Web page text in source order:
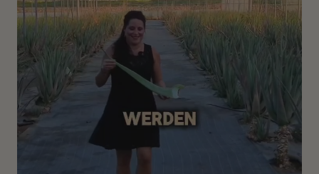
Cool Deep Black + Warm Chestnut Brown
Cool Deep Brown + Warm Chestnut Brown
Cool Middle Brown + Warm Nougat Brown
Welche Farbtiefe du wählst, hängt ganz von deinem
Wunsch-Ergebnis ab.
Du bist unsicher, welche Nuance am besten zu dir passt?
Schreib uns einfach – wir beraten dich kostenlos und
persönlich über WhatsApp oder Telegram!